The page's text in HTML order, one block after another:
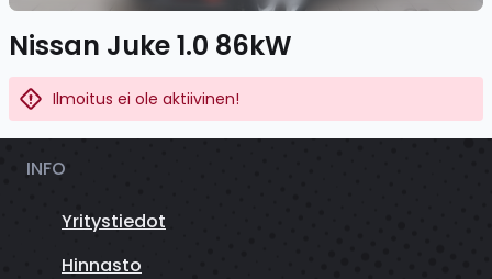
Nissan Juke 1.0 86kW
Ilmoitus ei ole aktiivinen!
INFO
Yritystiedot
Hinnasto